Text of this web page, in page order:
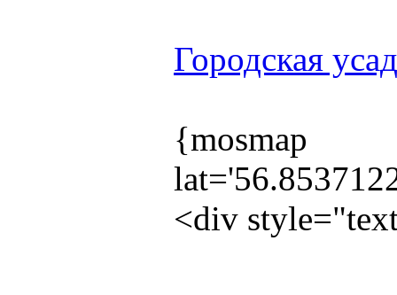
Городская
{mosmap
<div